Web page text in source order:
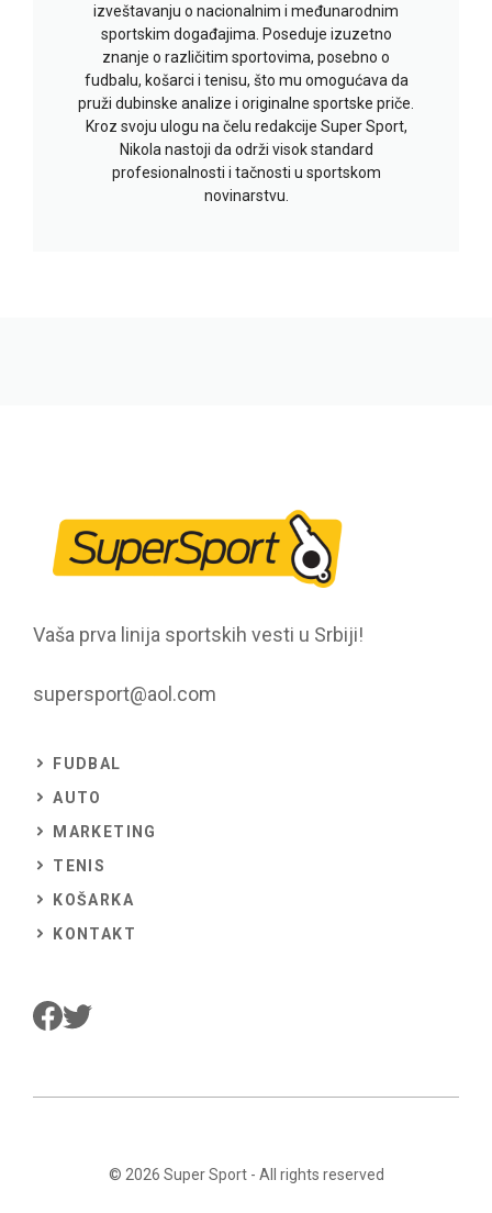
izveštavanju o nacionalnim i međunarodnim
sportskim događajima. Poseduje izuzetno
znanje o različitim sportovima, posebno o
fudbalu, košarci i tenisu, što mu omogućava da
pruži dubinske analize i originalne sportske priče.
Kroz svoju ulogu na čelu redakcije Super Sport,
Nikola nastoji da održi visok standard
profesionalnosti i tačnosti u sportskom
novinarstvu.
Vaša prva linija sportskih vesti u Srbiji!
supersport@aol.com
FUDBAL
AUTO
MARKETING
TENIS
KOŠARKA
KONTAKT
© 2026 Super Sport- All rights reserved